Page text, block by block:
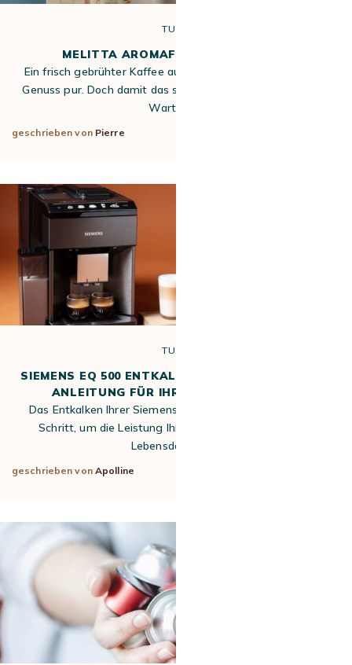
TUTO
MELITTA AROMAFRESH ENTKALKEN
Ein frisch gebrühter Kaffee aus der Melitta AromaFresh ist
Genuss pur. Doch damit das so bleibt, ist eine regelmäßige
Wartung…
geschrieben von Pierre
TUTO
SIEMENS EQ 500 ENTKALKEN: DIE VOLLSTÄNDIGE
ANLEITUNG FÜR IHREN KAFFEEGENUSS
Das Entkalken Ihrer Siemens EQ 500 ist ein wesentlicher
Schritt, um die Leistung Ihres Geräts zu erhalten, die
Lebensdauer zu…
geschrieben von Apolline